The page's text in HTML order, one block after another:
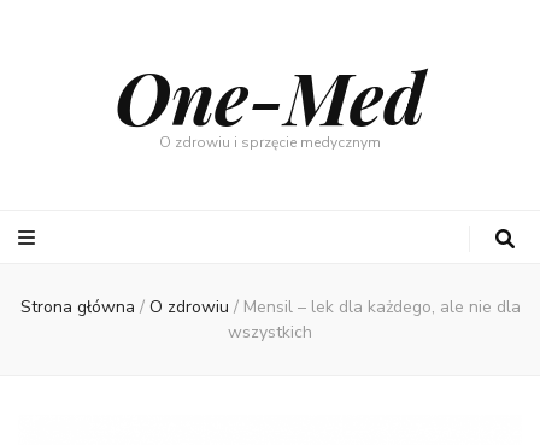
One-Med
O zdrowiu i sprzęcie medycznym
Strona główna / O zdrowiu / Mensil – lek dla każdego, ale nie dla
wszystkich